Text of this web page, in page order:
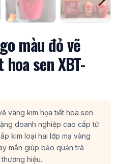
màu đỏ vẽ
sen XBT-
vàng kim họa tiết hoa sen
doanh nghiệp cao cấp từ
kim loại hai lớp mạ vàng
mắn giúp bảo quản trà
hiệu.